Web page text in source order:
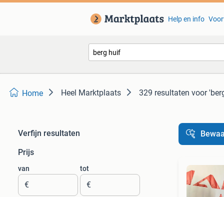
Help en info
Home Heel Marktplaats 329 resultaten voor
Verfijn resultaten
Prijs
van
€
tot
€